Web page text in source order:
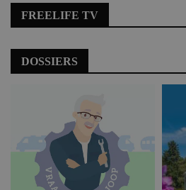
FREELIFE TV
DOSSIERS